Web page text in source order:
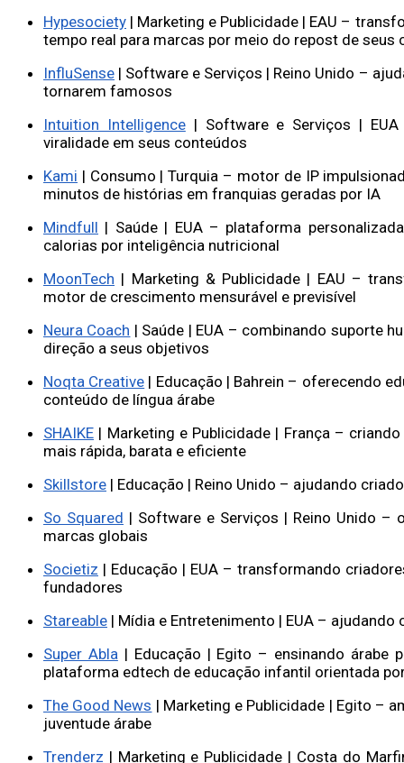
Hypesociety | Marketing e Publicidade | EAU –
tempo real para marcas por meio do repost de seus
InfluSense | Software e Serviços | Reino Unido –
tornarem famosos
Intuition Intelligence| Software e Serviços | EUA
viralidade em seus conteúdos
Kami | Consumo | Turquia – motor de IP
minutos de histórias em franquias geradas por IA
Mindfull | Saúde | EUA – plataforma
calorias por inteligência nutricional
MoonTech | Marketing & Publicidade | EAU –
motor de crescimento mensurável e previsível
Neura Coach | Saúde | EUA – combinando suporte
direção a seus objetivos
Noqta Creative | Educação | Bahrein – oferecendo
conteúdo de língua árabe
SHAIKE | Marketing e Publicidade | França –
mais rápida, barata e eficiente
Skillstore | Educação | Reino Unido – ajudando
So Squared | Software e Serviços | Reino Unido –
marcas globais
Societiz | Educação | EUA – transformando
fundadores
Stareable | Mídia e Entretenimento | EUA –
Super Abla| Educação | Egito – ensinando árabe
plataforma edtech de educação infantil orientada
The Good News | Marketing e Publicidade | Egito –
juventude árabe
Trenderz | Marketing e Publicidade | Costa do